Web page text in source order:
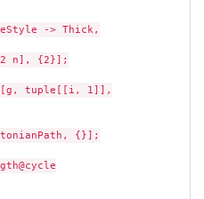
-> Thick,
2 n], {2}];
tuple[[i, 1]],
{}];